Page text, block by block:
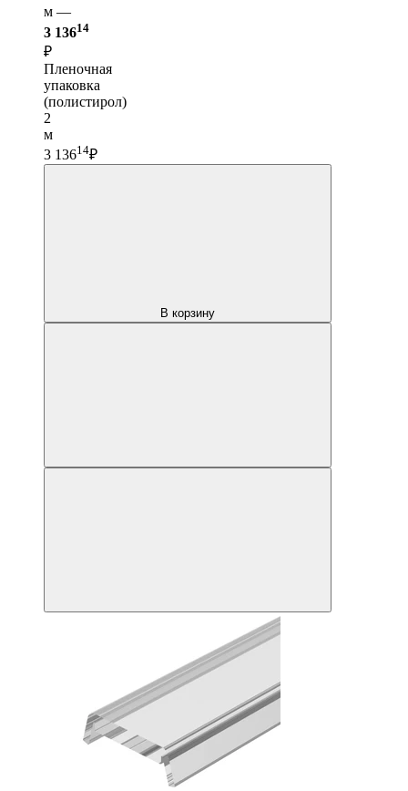
м —
3 13614
₽
Пленочная
упаковка
(полистирол)
2
м
3 13614₽
В корзину